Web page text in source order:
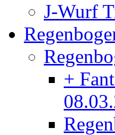
J-Wurf
+